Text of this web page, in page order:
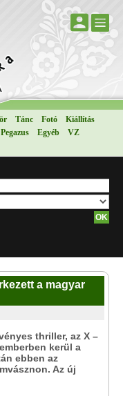
Tánc Fotó
Kiállítás
Pegazus Egyéb
VZ
a magyar
thriller, az X –
kerül a
ebben az
Az új